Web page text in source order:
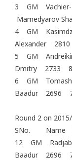
3 GM
Mamedyarov
4 GM
Alexander
5 GM
Dmitry 2733 8
6 GM
Baadur 2696
Round 2 on
SNo. Name
12 GM
Baadur 2696